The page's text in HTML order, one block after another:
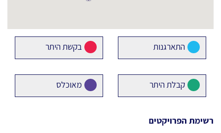
התארגנות בקשת היתר
קבלת היתר מאוכלס
רשימת הפרויקטים